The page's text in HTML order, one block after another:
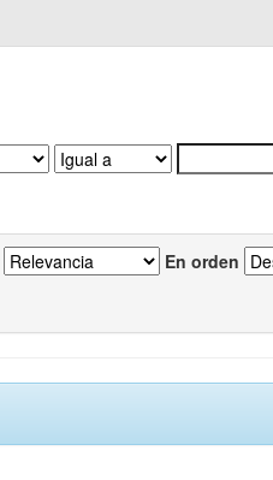
En orden